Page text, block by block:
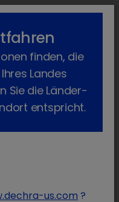
lock_outline search menu
finden, die
Landes
Sie die Länder-
entspricht.
us.com ?